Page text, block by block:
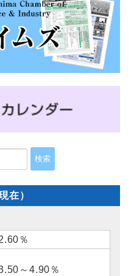
在）
％
～4.90％